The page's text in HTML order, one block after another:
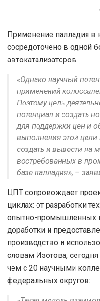
Применение палладия в
сосредоточено в одной
автокатализаторов.
«Однако научный
применений
Поэтому цель
потенциал и создать
для поддержки цен и
выполнения этой
создать и вывести на
востребованных в
базе палладия», –
ЦПТ сопровождает
циклах: от разработки
опытно-промышленных
доработки и
производство и
словам Изотова,
чем с 20 научными
федеральных округов: